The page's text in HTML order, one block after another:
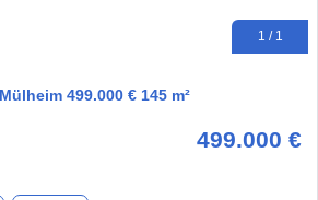
1 / 1
499.000 € 145 m²
499.000 €